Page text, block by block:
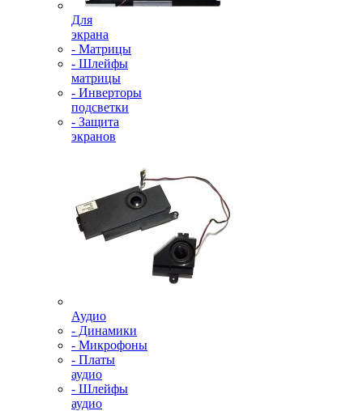
Для
экрана
- Матрицы
- Шлейфы
матрицы
- Инверторы
подсветки
- Защита
экранов
Аудио
- Динамики
- Микрофоны
- Платы
аудио
- Шлейфы
аудио